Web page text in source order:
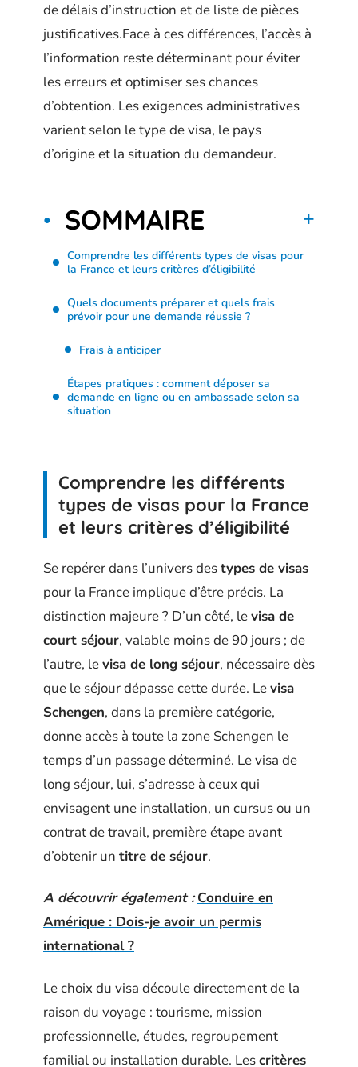
de délais d’instruction et de liste de pièces
justificatives.Face à ces différences, l’accès à
l’information reste déterminant pour éviter
les erreurs et optimiser ses chances
d’obtention. Les exigences administratives
varient selon le type de visa, le pays
d’origine et la situation du demandeur.
SOMMAIRE
Comprendre les différents types de visas pour
la France et leurs critères d’éligibilité
Quels documents préparer et quels frais
prévoir pour une demande réussie ?
Frais à anticiper
Étapes pratiques : comment déposer sa
demande en ligne ou en ambassade selon sa
situation
Comprendre les différents
types de visas pour la France
et leurs critères d’éligibilité
Se repérer dans l’univers destypes de visas
pour la France implique d’être précis. La
distinction majeure ? D’un côté, levisa de
court séjour, valable moins de 90 jours ; de
l’autre, levisa de long séjour, nécessaire dès
que le séjour dépasse cette durée. Levisa
Schengen, dans la première catégorie,
donne accès à toute la zone Schengen le
temps d’un passage déterminé. Le visa de
long séjour, lui, s’adresse à ceux qui
envisagent une installation, un cursus ou un
contrat de travail, première étape avant
d’obtenir un titre de séjour.
A découvrir également : Conduire en
Amérique : Dois-je avoir un permis
international ?
Le choix du visa découle directement de la
raison du voyage : tourisme, mission
professionnelle, études, regroupement
familial ou installation durable. Lescritères